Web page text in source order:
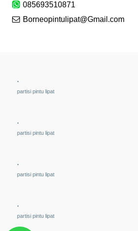
085693510871
Borneopintulipat@Gmail.com
.
partisi pintu lipat
.
partisi pintu lipat
.
partisi pintu lipat
.
partisi pintu lipat